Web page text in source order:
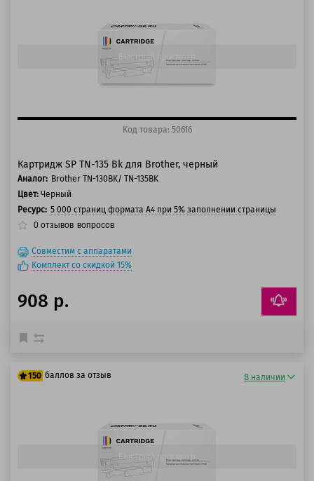
Быстрый просмотр
Код товара: 50616
Картридж SP TN-135 Bk для Brother, черный
Аналог: Brother TN-130BK/ TN-135BK
Цвет: Черный
Ресурс: 5 000 страниц формата А4 при 5% заполнении страницы
0 отзывов вопросов
Совместим с аппаратами
Комплект со скидкой 15%
908 р.
150 баллов за отзыв В наличии
Быстрый просмотр